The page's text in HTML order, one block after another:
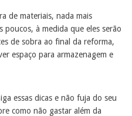
de materiais, nada mais
à medida que eles serão
de sobra ao final da reforma,
espaço para armazenagem e
essas dicas e não fuja do seu
como não gastar além da